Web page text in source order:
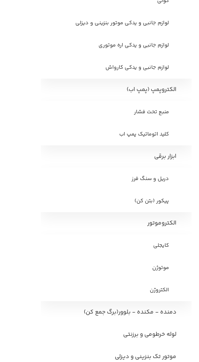
لوازم جانبی و یدکی موتور بنزینی و دیزلی
لوازم جانبی و یدکی اره موتوری
لوازم جانبی و یدکی کارواش
الکتروپمپ (پمپ اب)
منبع تحت فشار
کلید اتوماتیک پمپ اب
ابزار برقی
دریل و سنگ فرز
پیکور (بتن کن)
الکتروموتور
کایجلی
موتوژن
الکتروژن
دمنده - مکنده - بلوور(برگ جمع کن)
لوله خرطومی و برزنتی
موتور تک بنزینی و دیزلی